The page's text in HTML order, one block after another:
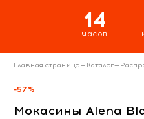
14
часов
Главная страница— Каталог—
-57%
Мокасины Alena